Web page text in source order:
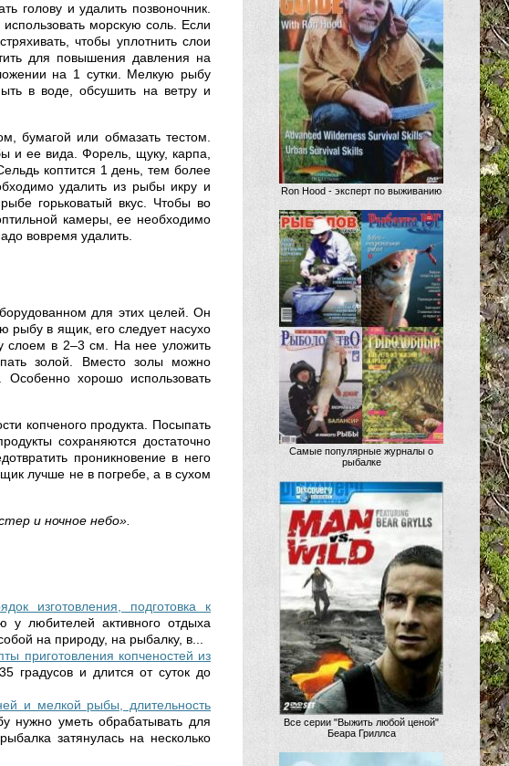
голову и удалить позвоночник.
морскую соль. Если
чтобы уплотнить слои
для повышения давления на
на 1 сутки. Мелкую рыбу
в воде, обсушить на ветру и
бумагой или обмазать тестом.
и ее вида. Форель, щуку, карпа,
коптится 1 день, тем более
удалить из рыбы икру и
горьковатый вкус. Чтобы во
камеры, ее необходимо
вовремя удалить.
для этих целей. Он
рыбу в ящик, его следует насухо
слоем в 2–3 см. На нее уложить
золой. Вместо золы можно
Особенно хорошо использовать
копченого продукта. Посыпать
сохраняются достаточно
проникновение в него
лучше не в погребе, а в сухом
и ночное небо».
изготовления, подготовка к
у любителей активного отдыха
на природу, на рыбалку, в...
приготовления копченостей из
градусов и длится от суток до
и мелкой рыбы, длительность
нужно уметь обрабатывать для
затянулась на несколько
Ron Hood - эксперт по выживанию
Самые популярные журналы о
рыбалке
Все серии "Выжить любой ценой"
Беара Гриллса